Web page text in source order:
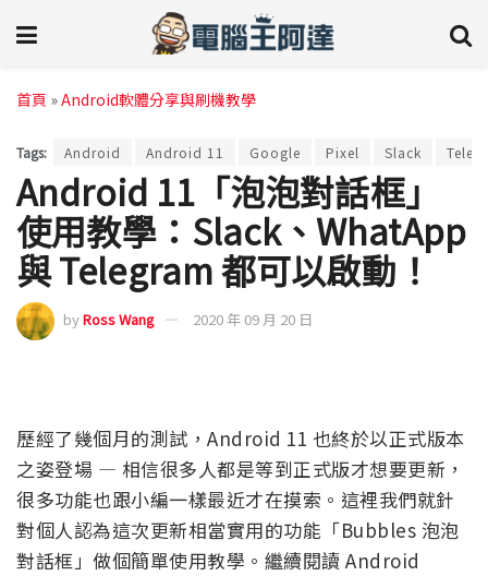
首頁 »Android軟體分享與刷機教學
Tags: Android Android 11 Google Pixel Slack
Android 11「泡泡對話框」
使用教學：Slack、WhatApp
與 Telegram 都可以啟動！
byRoss Wang 2020 年 09 月 20 日
歷經了幾個月的測試，Android 11 也終於以正式版本
之姿登場 — 相信很多人都是等到正式版才想要更新，
很多功能也跟小編一樣最近才在摸索。這裡我們就針
對個人認為這次更新相當實用的功能「Bubbles 泡泡
對話框」做個簡單使用教學。繼續閱讀 Android